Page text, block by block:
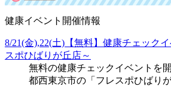
健康イベント開催情報
8/21(金),22(土)【無料】健康チェック
スポひばりが丘店～
無料の健康チェックイベントを
都西東京市の「フレスポひばり